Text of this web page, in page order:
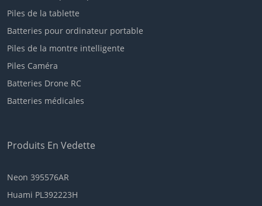
Piles de la tablette
Batteries pour ordinateur portable
Piles de la montre intelligente
Piles Caméra
Batteries Drone RC
Batteries médicales
Produits En Vedette
Neon 395576AR
Huami PL392223H